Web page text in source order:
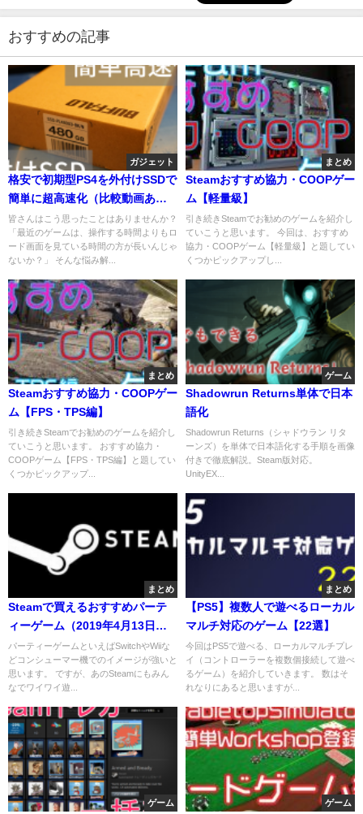
おすすめの記事
ガジェット
格安で初期型PS4を外付けSSDで
簡単に超高速化（比較動画あ
り）
皆さんはこう思ったことはありませんか？
「最近のゲームは、操作する時間よりもロ
ード画面を見ている時間の方が長いんじゃ
ないか？」 そんな悩み解...
まとめ
Steamおすすめ協力・COOPゲー
ム【軽量級】
引き続きSteamでお勧めのゲームを紹介し
ていこうと思います。 今回は、おすすめ
協力・COOPゲーム【軽量級】と題してい
くつかピックアップし...
まとめ
Steamおすすめ協力・COOPゲー
ム【FPS・TPS編】
引き続きSteamでお勧めのゲームを紹介し
ていこうと思います。 おすすめ協力・
COOPゲーム【FPS・TPS編】と題してい
くつかピックアップ...
ゲーム
Shadowrun Returns単体で日本
語化
Shadowrun Returns（シャドウラン リタ
ーンズ）を単体で日本語化する手順を画像
付きで徹底解説。Steam版対応。
UnityEX...
まとめ
Steamで買えるおすすめパーテ
ィーゲーム（2019年4月13日更
新）
パーティーゲームといえばSwitchやWiiな
どコンシューマー機でのイメージが強いと
思います。 ですが、あのSteamにもみん
なでワイワイ遊...
まとめ
【PS5】複数人で遊べるローカル
マルチ対応のゲーム【22選】
今回はPS5で遊べる、ローカルマルチプレ
イ（コントローラーを複数個接続して遊べ
るゲーム）を紹介していきます。 数はそ
れなりにあると思いますが...
ゲーム ゲーム